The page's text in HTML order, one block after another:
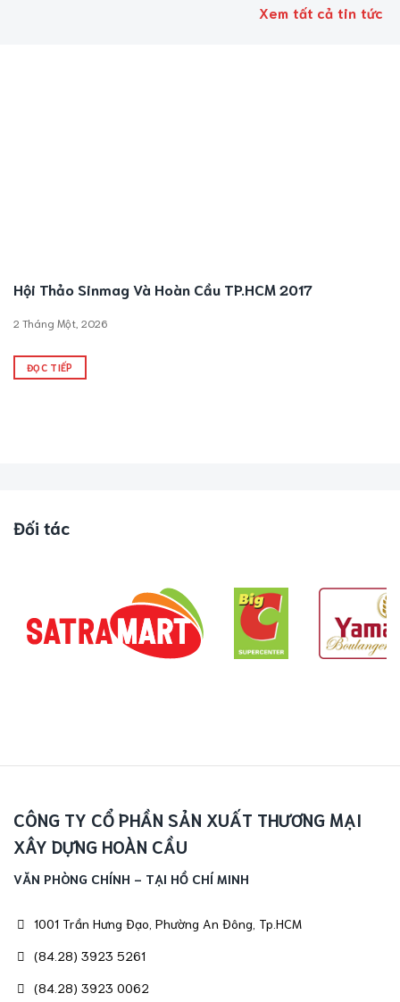
Xem tất cả tin tức
Hội Thảo Sinmag Và Hoàn Cầu TP.HCM 2017
2 Tháng Một, 2026
ĐỌC TIẾP
Đối tác
CÔNG TY CỔ PHẦN SẢN XUẤT THƯƠNG MẠI
XÂY DỰNG HOÀN CẦU
VĂN PHÒNG CHÍNH - TẠI HỒ CHÍ MINH
1001 Trần Hưng Đạo, Phường An Đông, Tp.HCM
(84.28) 3923 5261
(84.28) 3923 0062